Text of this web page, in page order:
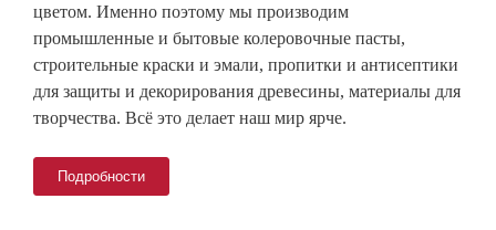
цветом. Именно поэтому мы производим
промышленные и бытовые колеровочные пасты,
строительные краски и эмали, пропитки и антисептики
для защиты и декорирования древесины, материалы для
творчества. Всё это делает наш мир ярче.
Подробности